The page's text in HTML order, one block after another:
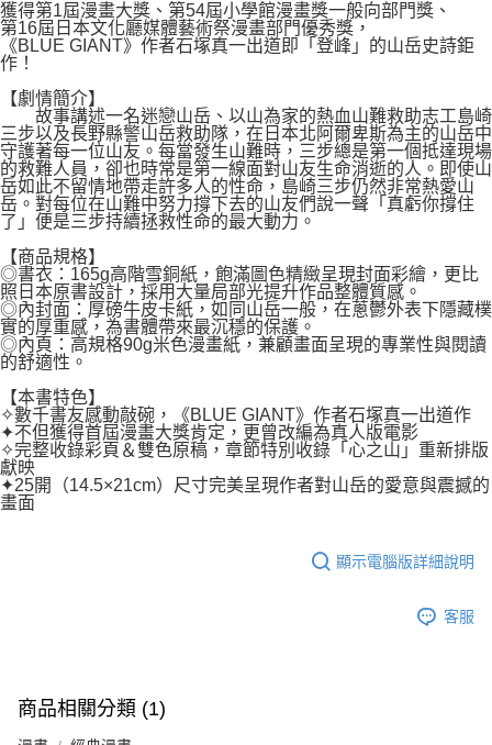
獲得第1屆漫畫大獎、第54屆小學館漫畫獎一般向部門獎、
第16屆日本文化廳媒體藝術祭漫畫部門優秀獎，
《BLUE GIANT》作者石塚真一出道即「登峰」的山岳史詩鉅
作！
【劇情簡介】
故事講述一名迷戀山岳、以山為家的熱血山難救助志工島崎
三步以及長野縣警山岳救助隊，在日本北阿爾卑斯為主的山岳中
守護著每一位山友。每當發生山難時，三步總是第一個抵達現場
的救難人員，卻也時常是第一線面對山友生命消逝的人。即使山
岳如此不留情地帶走許多人的性命，島崎三步仍然非常熱愛山
岳。對每位在山難中努力撐下去的山友們說一聲「真虧你撐住
了」便是三步持續拯救性命的最大動力。
【商品規格】
◎書衣：165g高階雪銅紙，飽滿圖色精緻呈現封面彩繪，更比
照日本原書設計，採用大量局部光提升作品整體質感。
◎內封面：厚磅牛皮卡紙，如同山岳一般，在蔥鬱外表下隱藏樸
實的厚重感，為書體帶來最沉穩的保護。
◎內頁：高規格90g米色漫畫紙，兼顧畫面呈現的專業性與閱讀
的舒適性。
【本書特色】
✧數千書友感動敲碗，《BLUE GIANT》作者石塚真一出道作
✦不但獲得首屆漫畫大獎肯定，更曾改編為真人版電影
✧完整收錄彩頁＆雙色原稿，章節特別收錄「心之山」重新排版
獻映
✦25開（14.5×21cm）尺寸完美呈現作者對山岳的愛意與震撼的
畫面
顯示電腦版詳細說明
客服
商品相關分類 (1)